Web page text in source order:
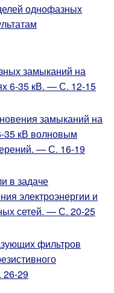
однофазных
замыканий на
6-35 кВ. — С. 12-15
замыканий на
35 кВ волновым
— С. 16-19
в задаче
электроэнергии и
сетей. — С. 20-25
фильтров
26-29